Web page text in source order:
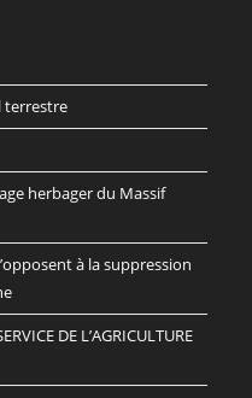
terrestre
herbager du Massif
à la suppression
DE L’AGRICULTURE